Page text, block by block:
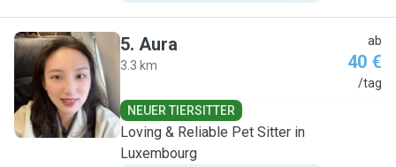
A
5. Aura
3.3 km
ab
40 €
/tag
NEUER TIERSITTER
Loving & Reliable Pet Sitter in
Luxembourg